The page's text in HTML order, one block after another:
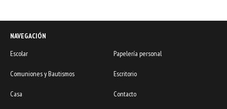
NAVEGACIÓN
Escolar
Papelería personal
Comuniones y Bautismos Escritorio
Casa Contacto